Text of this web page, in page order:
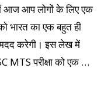
आज आप लोगों के लिए एक
भारत का एक बहुत ही
करेगी। इस लेख में
MTS परीक्षा को एक …